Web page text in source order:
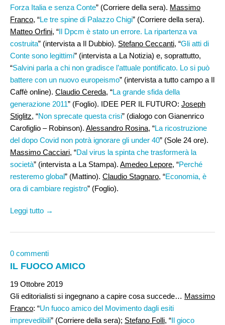
Forza Italia e senza Conte” (Corriere della sera). Massimo
Franco, “Le tre spine di Palazzo Chigi” (Corriere della sera).
Matteo Orfini, “Il Dpcm è stato un errore. La ripartenza va
costruita” (intervista a Il Dubbio). Stefano Ceccanti, “Gli atti di
Conte sono legittimi” (intervista a La Notizia) e, soprattutto,
“Salvini parla a chi non gradisce l’attuale pontificato. Lo si può
battere con un nuovo europeismo” (intervista a tutto campo a Il
Caffè online). Claudio Cereda, “La grande sfida della
generazione 2011” (Foglio). IDEE PER IL FUTURO: Joseph
Stiglitz, “Non sprecate questa crisi” (dialogo con Gianenrico
Carofiglio – Robinson). Alessandro Rosina, “La ricostruzione
del dopo Covid non potrà ignorare gli under 40” (Sole 24 ore).
Massimo Cacciari, “Dal virus la spinta che trasformerà la
società” (intervista a La Stampa). Amedeo Lepore, “Perché
resteremo global” (Mattino). Claudio Stagnaro, “Economia, è
ora di cambiare registro” (Foglio).
Leggi tutto →
0 commenti
IL FUOCO AMICO
19 Ottobre 2019
Gli editorialisti si ingegnano a capire cosa succede… Massimo
Franco: “Un fuoco amico del Movimento dagli esiti
imprevedibili” (Corriere della sera); Stefano Folli, “Il gioco